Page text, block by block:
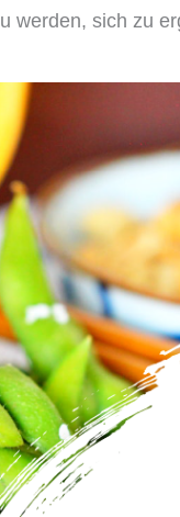
werden, sich zu